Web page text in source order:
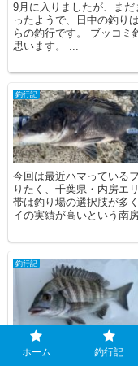
9月に入りましたが、ま
ったようで、日中の釣り
らの釣行です。 ブッコミ
思います。 ...
釣行記
今回は最近ハマっている
りたく、千葉県・内房エ
帯は釣り場の選択肢が多
イの実績が高いという南
釣行記
本日は茨城県の波崎新港
ダイを狙いたいと思いま
ホーム 釣行記